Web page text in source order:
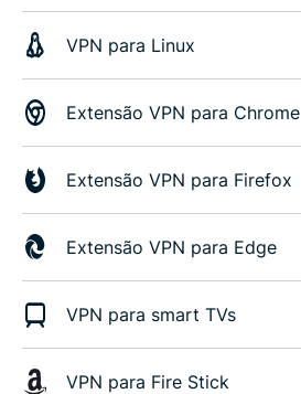
VPN para Linux
Extensão VPN para Chrome
Extensão VPN para Firefox
Extensão VPN para Edge
VPN para smart TVs
VPN para Fire Stick